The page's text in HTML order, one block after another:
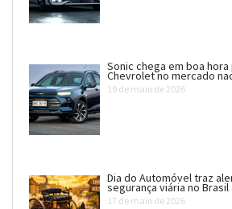
Sonic chega em boa hora
Chevrolet no mercado
19 de maio de 2026
Dia do Automóvel traz
segurança viária no Brasil
17 de maio de 2026